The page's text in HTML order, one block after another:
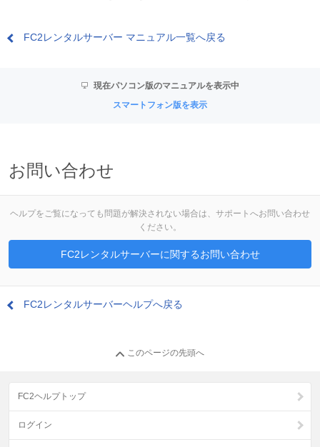
FC2レンタルサーバー マニュアル一覧へ戻る
現在パソコン版のマニュアルを表示中
スマートフォン版を表示
お問い合わせ
ヘルプをご覧になっても問題が解決されない場合は、サポートへお問い合わせ
ください。
FC2レンタルサーバーに関するお問い合わせ
FC2レンタルサーバーヘルプへ戻る
このページの先頭へ
FC2ヘルプトップ
ログイン